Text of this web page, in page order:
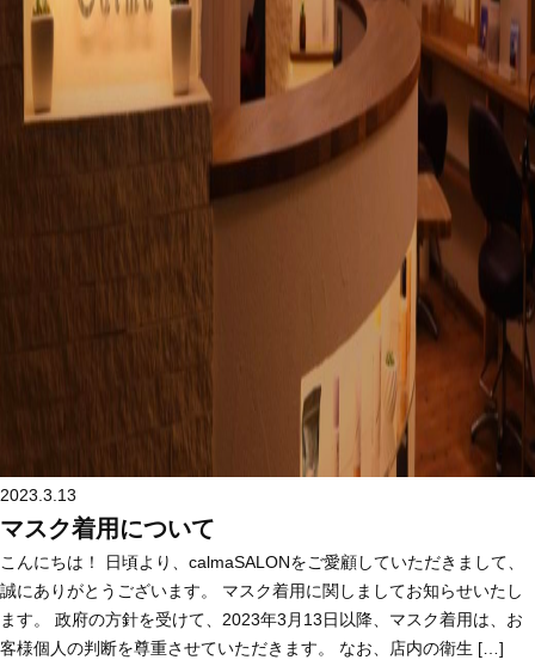
2023.3.13
マスク着用について
こんにちは！ 日頃より、calmaSALONをご愛顧していただきまして、
誠にありがとうございます。 マスク着用に関しましてお知らせいたし
ます。 政府の方針を受けて、2023年3月13日以降、マスク着用は、お
客様個人の判断を尊重させていただきます。 なお、店内の衛生 […]